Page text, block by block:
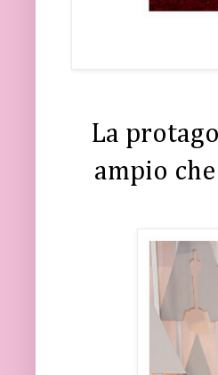
La
ampio